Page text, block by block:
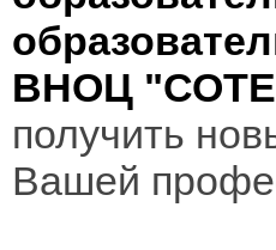
ВНОЦ
получить
Вашей